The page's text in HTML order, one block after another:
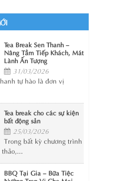
Tea Break Sen Thanh –
Nâng Tầm Tiếp Khách, Mát
Lành Ấn Tượng
31/03/2026
tự hào là đơn vị
Tea break cho các sự kiện
bất động sản
25/03/2026
Trong bất kỳ chương trình
BBQ Tại Gia – Bữa Tiệc